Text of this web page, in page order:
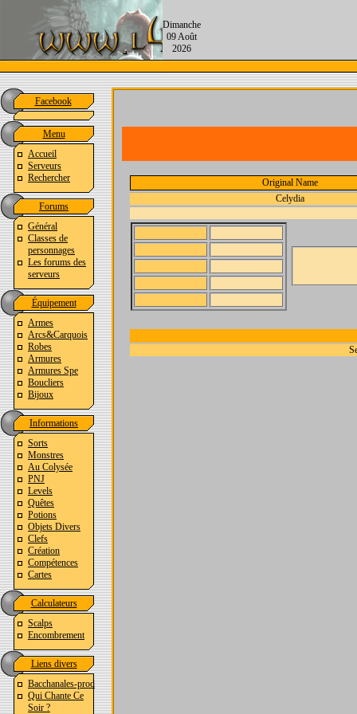
Dimanche
09 Août
2026
Facebook
Menu
Accueil
Serveurs
Rechercher
Forums
Général
Classes de
personnages
Les forums des
serveurs
Équipement
Armes
Arcs&Carquois
Robes
Armures
Armures Spe
Boucliers
Bijoux
Informations
Sorts
Monstres
Au Colysée
PNJ
Levels
Quêtes
Potions
Objets Divers
Clefs
Création
Compétences
Cartes
Calculateurs
Scalps
Encombrement
Liens divers
Bacchanales-prod
Qui Chante Ce
Soir ?
Original Name
Celydia